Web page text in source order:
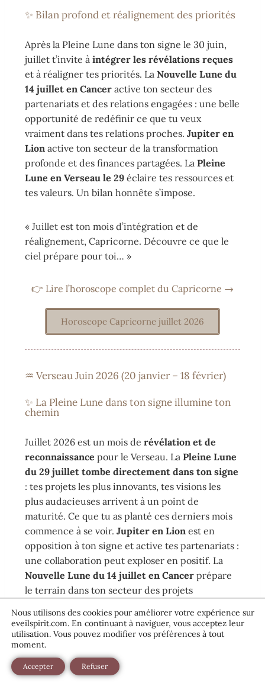
✨ Bilan profond et réalignement des priorités
Après la Pleine Lune dans ton signe le 30 juin,
juillet t’invite à intégrer les révélations reçues
et à réaligner tes priorités. La Nouvelle Lune du
14 juillet en Cancer active ton secteur des
partenariats et des relations engagées : une belle
opportunité de redéfinir ce que tu veux
vraiment dans tes relations proches. Jupiter en
Lion active ton secteur de la transformation
profonde et des finances partagées. La Pleine
Lune en Verseau le 29 éclaire tes ressources et
tes valeurs. Un bilan honnête s’impose.
« Juillet est ton mois d’intégration et de
réalignement, Capricorne. Découvre ce que le
ciel prépare pour toi… »
👉 Lire l’horoscope complet du Capricorne →
Horoscope Capricorne juillet 2026
♒ Verseau Juin 2026 (20 janvier – 18 février)
✨ La Pleine Lune dans ton signe illumine ton
chemin
Juillet 2026 est un mois de révélation et de
reconnaissance pour le Verseau. La Pleine Lune
du 29 juillet tombe directement dans ton signe
: tes projets les plus innovants, tes visions les
plus audacieuses arrivent à un point de
maturité. Ce que tu as planté ces derniers mois
commence à se voir. Jupiter en Lion est en
opposition à ton signe et active tes partenariats :
une collaboration peut exploser en positif. La
Nouvelle Lune du 14 juillet en Cancer prépare
le terrain dans ton secteur des projets
mois.
« La Pleine Lune du 29 juillet est dans ton signe.
Découvre ce qu’elle révèle pour toi, Verseau… »
Nous utilisons des cookies pour améliorer votre expérience sur
eveilspirit.com. En continuant à naviguer, vous acceptez leur
utilisation. Vous pouvez modifier vos préférences à tout
moment.
Accepter Refuser